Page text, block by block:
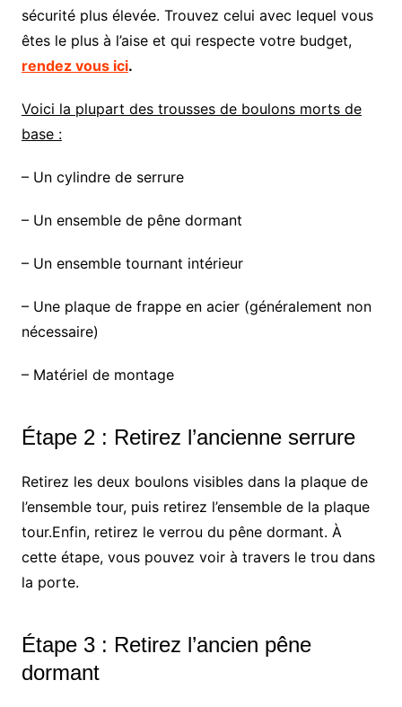
sécurité plus élevée. Trouvez celui avec lequel vous
êtes le plus à l’aise et qui respecte votre budget,
rendez vous ici.
Voici la plupart des trousses de boulons morts de
base :
– Un cylindre de serrure
– Un ensemble de pêne dormant
– Un ensemble tournant intérieur
– Une plaque de frappe en acier (généralement non
nécessaire)
– Matériel de montage
Étape 2 : Retirez l’ancienne serrure
Retirez les deux boulons visibles dans la plaque de
l’ensemble tour, puis retirez l’ensemble de la plaque
tour.Enfin, retirez le verrou du pêne dormant. À
cette étape, vous pouvez voir à travers le trou dans
la porte.
Étape 3 : Retirez l’ancien pêne
dormant